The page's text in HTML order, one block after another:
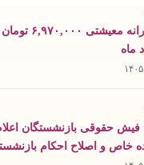
واریز
ماه
فیش حقوقی بازنشستگان
خاص و اصلاح احکام